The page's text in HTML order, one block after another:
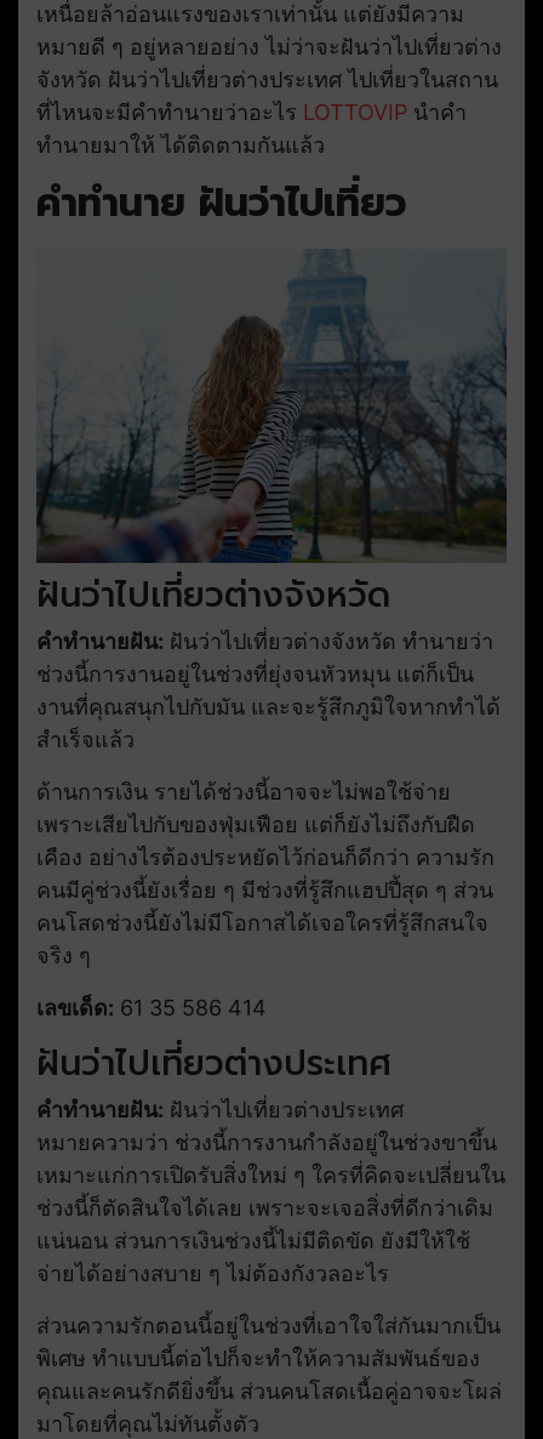
เหนื่อยล้าอ่อนแรงของเราเท่านั้น แต่ยังมีความ
หมายดี ๆ อยู่หลายอย่าง ไม่ว่าจะฝันว่าไปเที่ยวต่าง
จังหวัด ฝันว่าไปเที่ยวต่างประเทศ ไปเที่ยวในสถาน
ที่ไหนจะมีคำทำนายว่าอะไร LOTTOVIP นำคำ
ทำนายมาให้ ได้ติดตามกันแล้ว
คำทำนาย ฝันว่าไปเที่ยว
ฝันว่าไปเที่ยวต่างจังหวัด
คำทำนายฝัน: ฝันว่าไปเที่ยวต่างจังหวัด ทำนายว่า
ช่วงนี้การงานอยู่ในช่วงที่ยุ่งจนหัวหมุน แต่ก็เป็น
งานที่คุณสนุกไปกับมัน และจะรู้สึกภูมิใจหากทำได้
สำเร็จแล้ว
ด้านการเงิน รายได้ช่วงนี้อาจจะไม่พอใช้จ่าย
เพราะเสียไปกับของฟุ่มเฟือย แต่ก็ยังไม่ถึงกับฝืด
เคือง อย่างไรต้องประหยัดไว้ก่อนก็ดีกว่า ความรัก
คนมีคู่ช่วงนี้ยังเรื่อย ๆ มีช่วงที่รู้สึกแฮปปี้สุด ๆ ส่วน
คนโสดช่วงนี้ยังไม่มีโอกาสได้เจอใครที่รู้สึกสนใจ
จริง ๆ
เลขเด็ด: 61 35 586 414
ฝันว่าไปเที่ยวต่างประเทศ
คำทำนายฝัน: ฝันว่าไปเที่ยวต่างประเทศ
หมายความว่า ช่วงนี้การงานกำลังอยู่ในช่วงขาขึ้น
เหมาะแก่การเปิดรับสิ่งใหม่ ๆ ใครที่คิดจะเปลี่ยนใน
ช่วงนี้ก็ตัดสินใจได้เลย เพราะจะเจอสิ่งที่ดีกว่าเดิม
แน่นอน ส่วนการเงินช่วงนี้ไม่มีติดขัด ยังมีให้ใช้
จ่ายได้อย่างสบาย ๆ ไม่ต้องกังวลอะไร
ส่วนความรักตอนนี้อยู่ในช่วงที่เอาใจใส่กันมากเป็น
พิเศษ ทำแบบนี้ต่อไปก็จะทำให้ความสัมพันธ์ของ
คุณและคนรักดียิ่งขึ้น ส่วนคนโสดเนื้อคู่อาจจะโผล่
มาโดยที่คุณไม่ทันตั้งตัว